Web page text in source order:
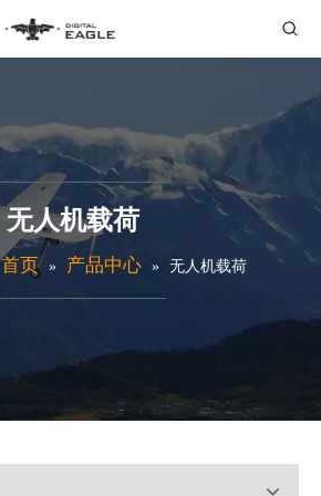
无人机载荷
首页 » 产品中心 » 无人机载荷